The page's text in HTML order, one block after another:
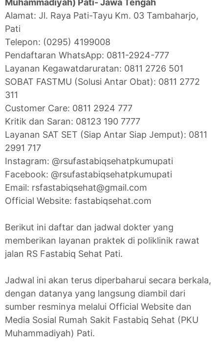
Muhammadiyah) Pati- Jawa Tengah
Alamat: Jl. Raya Pati-Tayu Km. 03 Tambaharjo,
Pati
Telepon: (0295) 4199008
Pendaftaran WhatsApp: 0811-2924-777
Layanan Kegawatdaruratan: 0811 2726 501
SOBAT FASTMU (Solusi Antar Obat): 0811 2772
311
Customer Care: 0811 2924 777
Kritik dan Saran: 08123 190 7777
Layanan SAT SET (Siap Antar Siap Jemput): 0811
2991 717
Instagram: @rsufastabiqsehatpkumupati
Facebook: @rsufastabiqsehatpkumupati
Email: rsfastabiqsehat@gmail.com
Official Website: fastabiqsehat.com
Berikut ini daftar dan jadwal dokter yang
memberikan layanan praktek di poliklinik rawat
jalan RS Fastabiq Sehat Pati.
Jadwal ini akan terus diperbaharui secara berkala,
dengan datanya yang langsung diambil dari
sumber resminya melalui Official Website dan
Media Sosial Rumah Sakit Fastabiq Sehat (PKU
Muhammadiyah) Pati.